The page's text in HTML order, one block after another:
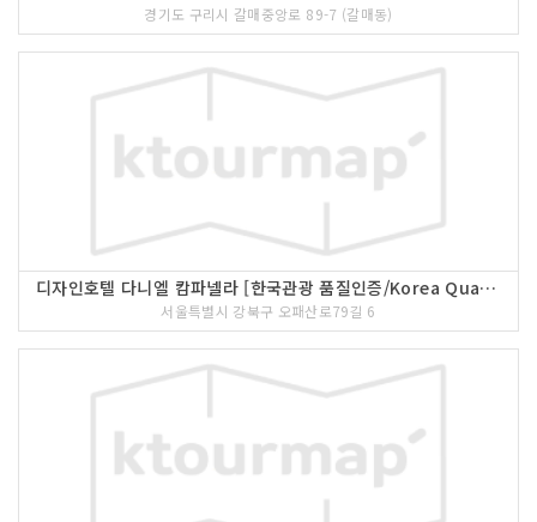
경기도 구리시 갈매중앙로 89-7 (갈매동)
디자인호텔 다니엘 캄파넬라 [한국관광 품질인증/Korea Quality]
서울특별시 강북구 오패산로79길 6